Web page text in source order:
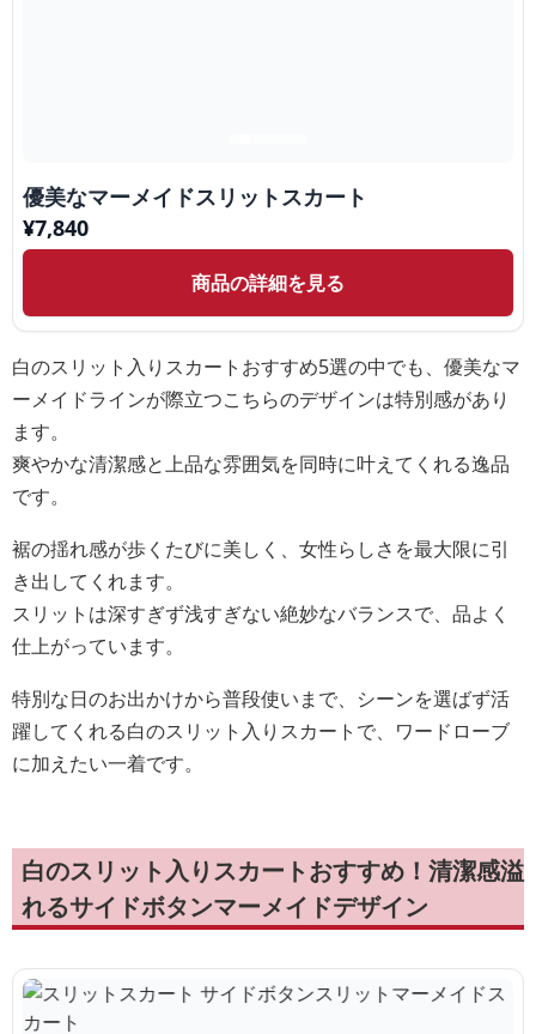
優美なマーメイドスリットスカート
¥7,840
商品の詳細を見る
白のスリット入りスカートおすすめ5選の中でも、優美なマ
ーメイドラインが際立つこちらのデザインは特別感があり
ます。
爽やかな清潔感と上品な雰囲気を同時に叶えてくれる逸品
です。
裾の揺れ感が歩くたびに美しく、女性らしさを最大限に引
き出してくれます。
スリットは深すぎず浅すぎない絶妙なバランスで、品よく
仕上がっています。
特別な日のお出かけから普段使いまで、シーンを選ばず活
躍してくれる白のスリット入りスカートで、ワードローブ
に加えたい一着です。
白のスリット入りスカートおすすめ！清潔感溢
れるサイドボタンマーメイドデザイン